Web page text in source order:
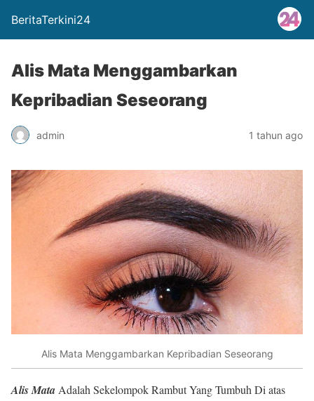
BeritaTerkini24
Alis Mata Menggambarkan
Kepribadian Seseorang
admin 1 tahun ago
Alis Mata Menggambarkan Kepribadian Seseorang
Alis MataAdalah Sekelompok Rambut Yang Tumbuh Di atas